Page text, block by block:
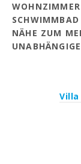
NÄHE ZUM
Villa